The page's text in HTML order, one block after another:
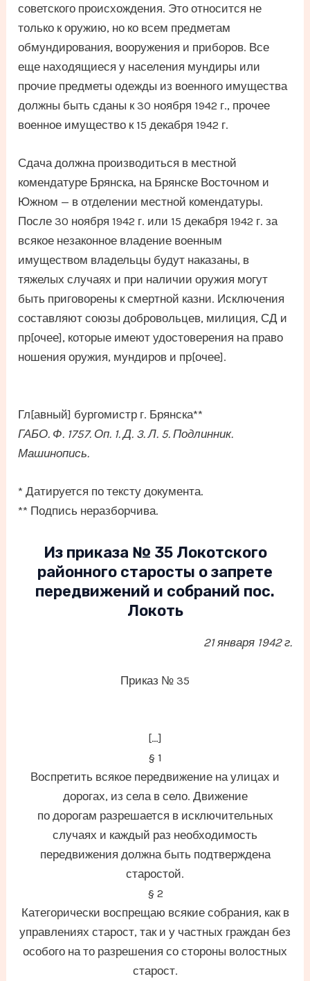
советского происхождения. Это относится не
только к оружию, но ко всем предметам
обмундирования, вооружения и приборов. Все
еще находящиеся у населения мундиры или
прочие предметы одежды из военного имущества
должны быть сданы к 30 ноября 1942 г., прочее
военное имущество к 15 декабря 1942 г.
Сдача должна производиться в местной
комендатуре Брянска, на Брянске Восточном и
Южном — в отделении местной комендатуры.
После 30 ноября 1942 г. или 15 декабря 1942 г. за
всякое незаконное владение военным
имуществом владельцы будут наказаны, в
тяжелых случаях и при наличии оружия могут
быть приговорены к смертной казни. Исключения
составляют союзы добровольцев, милиция, СД и
пр[очее], которые имеют удостоверения на право
ношения оружия, мундиров и пр[очее].
Гл[авный] бургомистр г. Брянска**
ГАБО. Ф. 1757. Оп. 1. Д. 3. Л. 5. Подлинник.
Машинопись.
* Датируется по тексту документа.
** Подпись неразборчива.
Из приказа № 35 Локотского
районного старосты о запрете
передвижений и собраний пос.
Локоть
21 января 1942 г.
Приказ № 35
[…]
§ 1
Воспретить всякое передвижение на улицах и
дорогах, из села в село. Движение
по дорогам разрешается в исключительных
случаях и каждый раз необходимость
передвижения должна быть подтверждена
старостой.
§ 2
Категорически воспрещаю всякие собрания, как в
управлениях старост, так и у частных граждан без
особого на то разрешения со стороны волостных
старост.